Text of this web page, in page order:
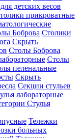
детских весов
прикроватные
Боброва Столики
Скрыть
Столы Боброва
Столы
пеленальные
Скрыть
Секции стульев
лабораторные
Стулья
Тележки
больных